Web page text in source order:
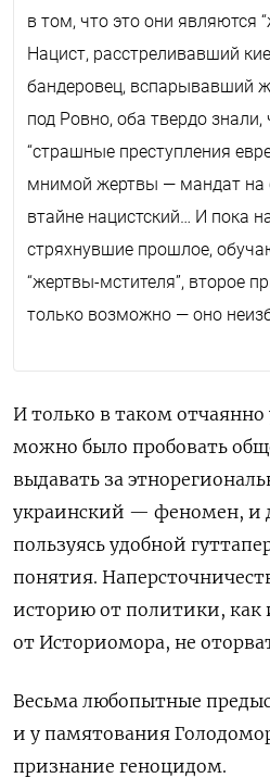
в том, что это они являются
Нацист, расстреливавший
бандеровец, вспарывавший
под Ровно, оба твердо знали,
“страшные преступления
мнимой жертвы — мандат на
втайне нацистский… И пока
стряхнувшие прошлое,
“жертвы-мстителя”, второе
только возможно — оно
И только в таком
можно было пробовать
выдавать за
украинский — феномен, и
пользуясь удобной
понятия.
историю от политики, как
от Историомора, не
Весьма любопытные
и у памятования
признание геноцидом.